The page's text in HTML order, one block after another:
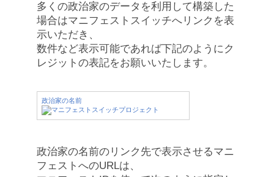
多くの政治家のデータを利用して構築した
場合はマニフェストスイッチへリンクを表
示いただき、
数件など表示可能であれば下記のようにク
レジットの表記をお願いいたします。
政治家の名前
政治家の名前のリンク先で表示させるマニ
フェストへのURLは、